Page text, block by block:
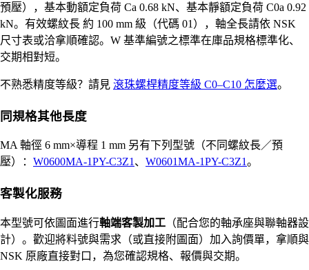
預壓），基本動額定負荷 Ca 0.68 kN、基本靜額定負荷 C0a 0.92
kN。有效螺紋長 約 100 mm 級（代碼 01），軸全長請依 NSK
尺寸表或洽拿順確認。W 基準編號之標準在庫品規格標準化、
交期相對短。
不熟悉精度等級？請見 滾珠螺桿精度等級 C0–C10 怎麼選。
同規格其他長度
MA 軸徑 6 mm×導程 1 mm 另有下列型號（不同螺紋長／預
壓）： W0600MA-1PY-C3Z1、 W0601MA-1PY-C3Z1。
客製化服務
本型號可依圖面進行軸端客製加工 （配合您的軸承座與聯軸器設
計）。歡迎將料號與需求（或直接附圖面）加入詢價單，拿順與
NSK 原廠直接對口，為您確認規格、報價與交期。